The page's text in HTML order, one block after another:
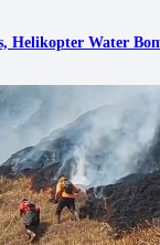
Helikopter Water